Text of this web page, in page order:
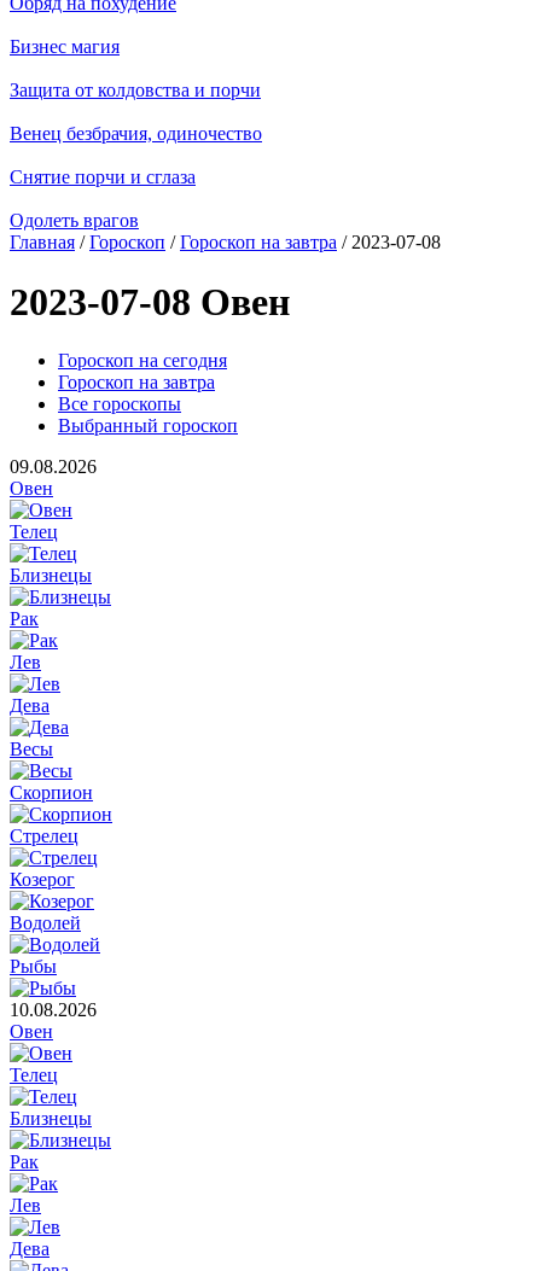
Бизнес магия
Защита от колдовства и порчи
Венец безбрачия, одиночество
Снятие порчи и сглаза
Одолеть врагов
Главная /Гороскоп /Гороскоп на завтра / 2023-07-08
2023-07-08 Овен
Гороскоп на сегодня
Гороскоп на завтра
Все гороскопы
Выбранный гороскоп
09.08.2026
Овен
Телец
Близнецы
Рак
Лев
Дева
Весы
Скорпион
Стрелец
Козерог
Водолей
Рыбы
10.08.2026
Овен
Телец
Близнецы
Рак
Лев
Дева